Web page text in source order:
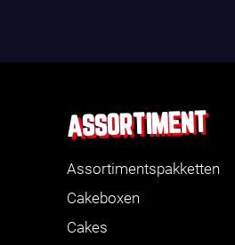
ASSORTIMENT
Assortimentspakketten
Cakeboxen
Cakes